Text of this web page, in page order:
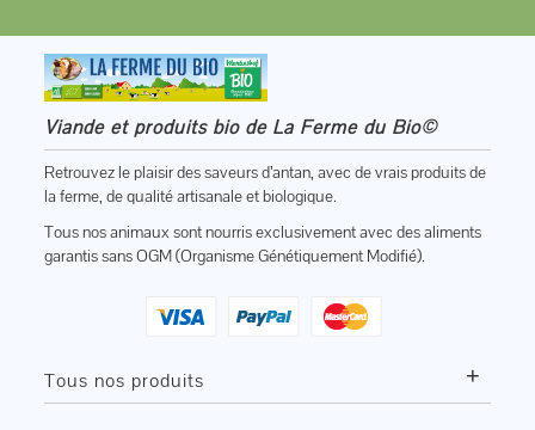
Viande et produits bio de La Ferme du Bio©
Retrouvez le plaisir des saveurs d’antan, avec de vrais produits de
la ferme, de qualité artisanale et biologique.
Tous nos animaux sont nourris exclusivement avec des aliments
garantis sans OGM (Organisme Génétiquement Modifié).
Tous nos produits +